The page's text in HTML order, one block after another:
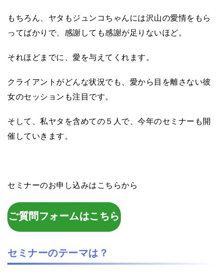
もちろん、ヤタもジュンコちゃんには沢山の愛情をもら
ってばかりで、感謝しても感謝が足りないほど。
それほどまでに、愛を与えてくれます。
クライアントがどんな状況でも、愛から目を離さない彼
女のセッションも注目です。
そして、私ヤタを含めての５人で、今年のセミナーも開
催していきます。
セミナーのお申し込みはこちらから
ご質問フォームはこちら
セミナーのテーマは？